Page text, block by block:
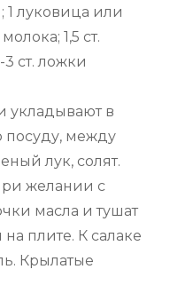
1 луковица или
1,5 ст.
ст. ложки
укладывают в
посуду, между
лук, солят.
желании с
масла и тушат
плите. К салаке
Крылатые